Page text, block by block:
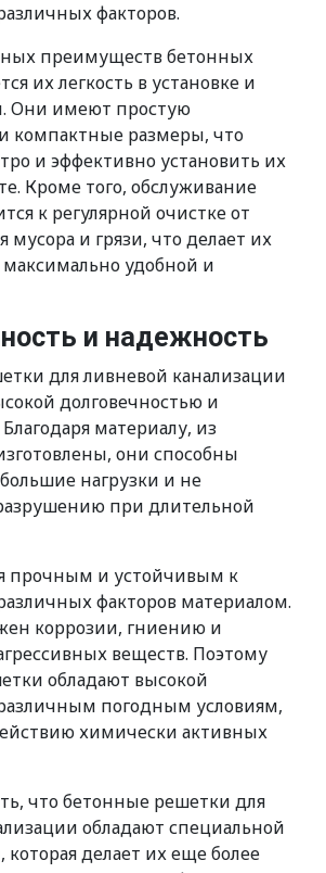
факторов.
преимуществ бетонных
их легкость в установке и
Они имеют простую
компактные размеры, что
и эффективно установить их
Кроме того, обслуживание
к регулярной очистке от
мусора и грязи, что делает их
удобной и
и надежность
для ливневой канализации
долговечностью и
материалу, из
они способны
нагрузки и не
при длительной
прочным и устойчивым к
факторов материалом.
коррозии, гниению и
веществ. Поэтому
обладают высокой
погодным условиям,
химически активных
что бетонные решетки для
обладают специальной
которая делает их еще более